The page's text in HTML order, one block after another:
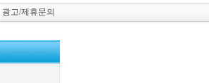
광고/제휴문의